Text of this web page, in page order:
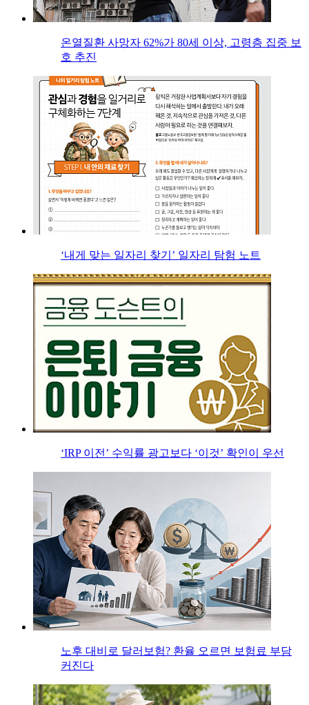
온열질환 사망자 62%가 80세 이상, 고령층 집중 보
호 추진
‘내게 맞는 일자리 찾기’ 일자리 탐험 노트
‘IRP 이전’ 수익률 광고보다 ‘이것’ 확인이 우선
노후 대비로 달러보험? 환율 오르면 보험료 부담
커진다